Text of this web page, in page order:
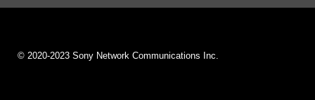
© 2020-2023 Sony Network Communications Inc.